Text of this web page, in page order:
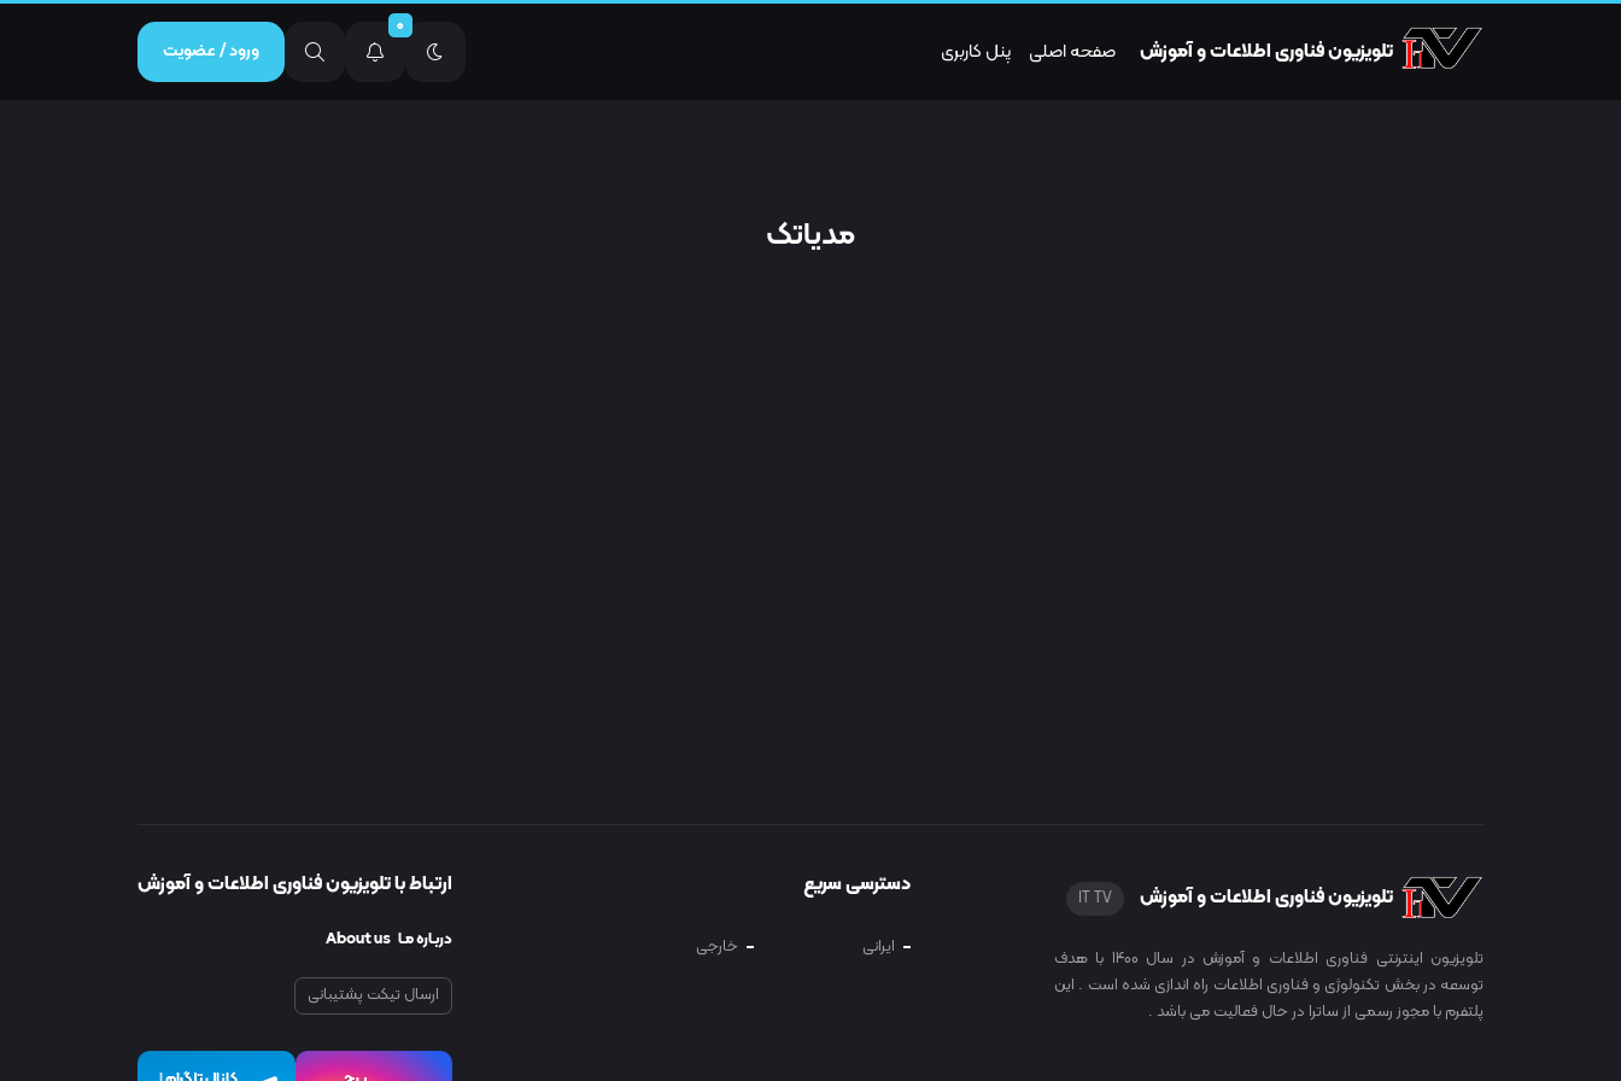
تلویزیون فناوری اطلاعات و آموزش صفحه اصلی پنل کاربری
0
ورود / عضویت
مدیاتک
تلویزیون فناوری اطلاعات و آموزش IT TV
تلویزیون اینترنتی فناوری اطلاعات و آموزش در سال 1400 با هدف
توسعه در بخش تکنولوژی و فناوری اطلاعات راه اندازی شده است . این
پلتفرم با مجوز رسمی از ساترا در حال فعالیت می باشد .
دسترسی سریع
ایرانی خارجی
ارتباط با تلویزیون فناوری اطلاعات و آموزش
دربـاره مـا About us
ارسال تیکت پشتیبانی